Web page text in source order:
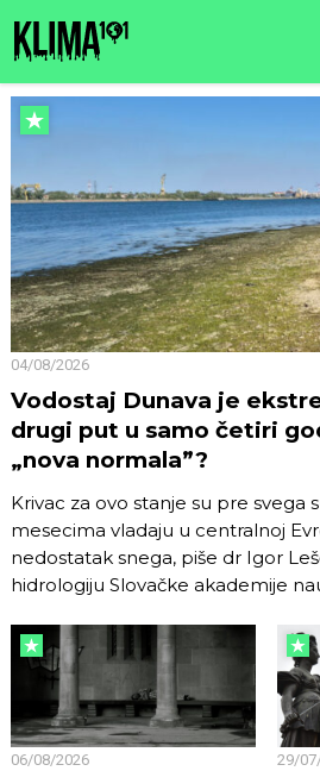
04/08/2026
Vodostaj Dunava je
drugi put u samo četiri
„nova normala”?
Krivac za ovo stanje su pre svega
mesecima vladaju u centralnoj
nedostatak snega, piše dr Igor
hidrologiju Slovačke akademije
06/08/2026 29/